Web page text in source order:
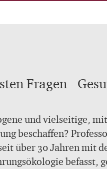
Fragen -
und vielseitige,
beschaffen?
über 30 Jahren mit
befasst,